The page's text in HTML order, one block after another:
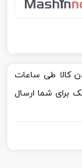
کالا طی ساعات
برای شما ارسال